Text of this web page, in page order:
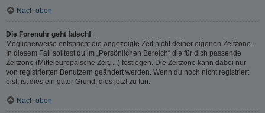
Nach oben
Die Forenuhr geht falsch!
Möglicherweise entspricht die angezeigte Zeit nicht deiner eigenen Zeitzone.
In diesem Fall solltest du im „Persönlichen Bereich“ die für dich passende
Zeitzone (Mitteleuropäische Zeit, ...) festlegen. Die Zeitzone kann dabei nur
von registrierten Benutzern geändert werden. Wenn du noch nicht registriert
bist, ist dies ein guter Grund, dies jetzt zu tun.
Nach oben